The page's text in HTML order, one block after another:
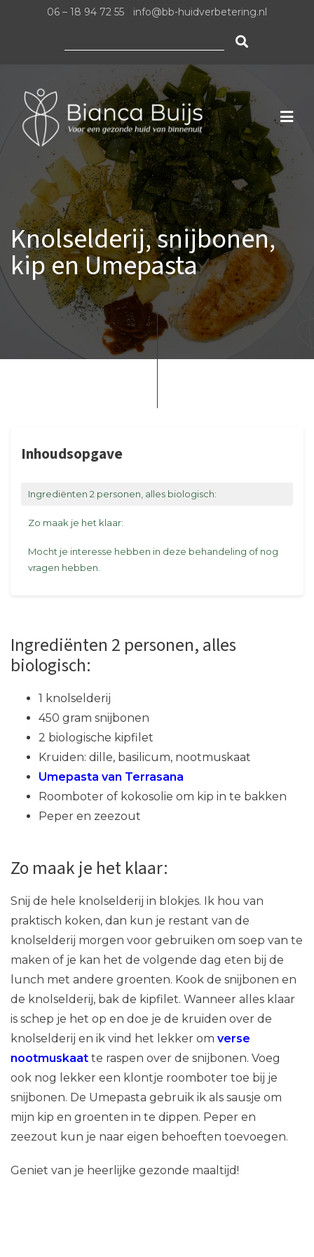
06 – 18 94 72 55 info@bb-huidverbetering.nl
Knolselderij, snijbonen,
kip en Umepasta
Ingrediënten 2 personen, alles
biologisch:
1 knolselderij
450 gram snijbonen
2 biologische kipfilet
Kruiden: dille, basilicum, nootmuskaat
Umepasta van Terrasana
Roomboter of kokosolie om kip in te bakken
Peper en zeezout
Zo maak je het klaar:
Snij de hele knolselderij in blokjes. Ik hou van
praktisch koken, dan kun je restant van de
knolselderij morgen voor gebruiken om soep van te
maken of je kan het de volgende dag eten bij de
lunch met andere groenten. Kook de snijbonen en
de knolselderij, bak de kipfilet. Wanneer alles klaar
is schep je het op en doe je de kruiden over de
knolselderij en ik vind het lekker om verse
nootmuskaat te raspen over de snijbonen. Voeg
ook nog lekker een klontje roomboter toe bij je
snijbonen. De Umepasta gebruik ik als sausje om
mijn kip en groenten in te dippen. Peper en
zeezout kun je naar eigen behoeften toevoegen.
Geniet van je heerlijke gezonde maaltijd!
Inhoudsopgave
Ingrediënten 2 personen, alles biologisch:
Zo maak je het klaar:
Mocht je interesse hebben in deze behandeling of nog
vragen hebben.